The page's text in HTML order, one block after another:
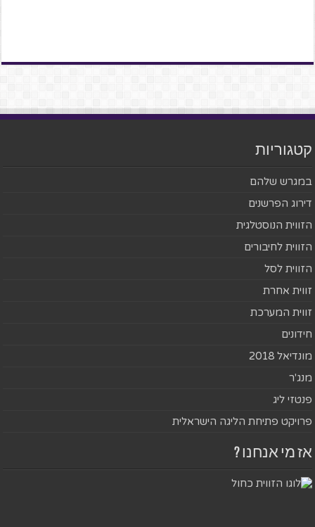
קטגוריות
במגרש שלהם
דירוג הפרשנים
הזווית הנוסטלגית
הזווית לחיבורים
הזווית לסל
זווית אחרת
זווית המערכת
חידונים
מונדיאל 2018
מנג'ר
פנטזי ליג
פרויקט פתיחת הליגה הישראלית
אז מי אנחנו ?